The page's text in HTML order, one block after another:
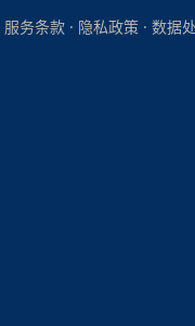
服务条款 · 隐私政策 · 数据